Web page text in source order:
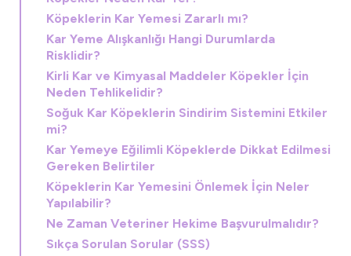
Köpeklerin Kar Yemesi Zararlı mı?
Kar Yeme Alışkanlığı Hangi Durumlarda
Risklidir?
Kirli Kar ve Kimyasal Maddeler Köpekler İçin
Neden Tehlikelidir?
Soğuk Kar Köpeklerin Sindirim Sistemini Etkiler
mi?
Kar Yemeye Eğilimli Köpeklerde Dikkat Edilmesi
Gereken Belirtiler
Köpeklerin Kar Yemesini Önlemek İçin Neler
Yapılabilir?
Ne Zaman Veteriner Hekime Başvurulmalıdır?
Sıkça Sorulan Sorular (SSS)